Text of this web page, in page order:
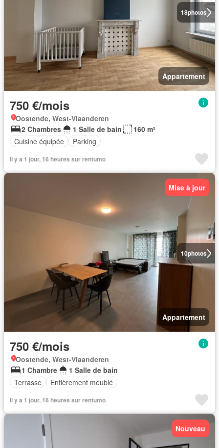
18photos
Appartement
750 €/mois
Oostende, West-Vlaanderen
2 Chambres
1 Salle de bain
160 m²
Cuisine équipée
Parking
Il y a 1 jour, 16 heures sur rentumo
10photos
Mise à jour
Appartement
750 €/mois
Oostende, West-Vlaanderen
1 Chambre
1 Salle de bain
Terrasse
Entièrement meublé
Il y a 1 jour, 16 heures sur rentumo
Nouveau